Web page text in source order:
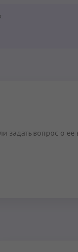
задать вопрос о